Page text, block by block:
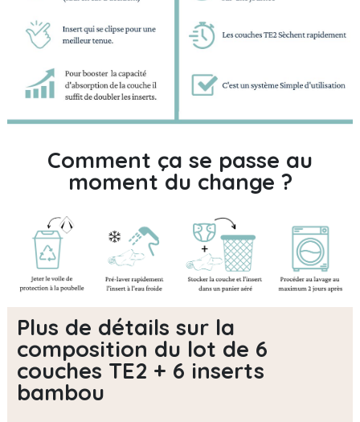
Comment ça se passe au
moment du change ?
Plus de détails sur la
composition du lot de 6
couches TE2 + 6 inserts
bambou